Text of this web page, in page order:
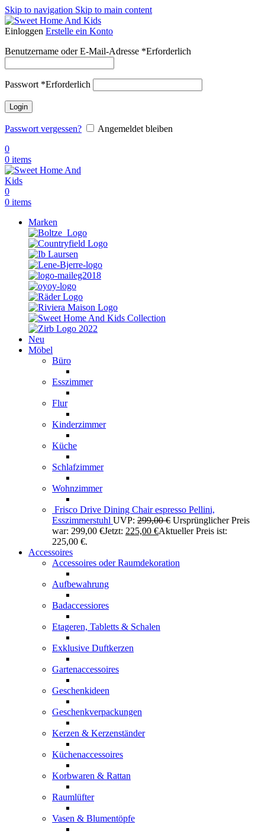
Skip to navigation Skip to main content
Einloggen Erstelle ein Konto
Benutzername oder E-Mail-Adresse *Erforderlich
Passwort *Erforderlich
Login
Passwort vergessen?
Angemeldet bleiben
0
0 items
0
0 items
Marken
Neu
Möbel
Büro
Esszimmer
Flur
Kinderzimmer
Küche
Schlafzimmer
Wohnzimmer
Frisco Drive Dining Chair espresso Pellini,
Esszimmerstuhl UVP: 299,00€ Ursprünglicher Preis
war: 299,00 €Jetzt: 225,00 €Aktueller Preis ist:
225,00 €.
Accessoires
Accessoires oder Raumdekoration
Aufbewahrung
Badaccessiores
Etageren, Tabletts & Schalen
Exklusive Duftkerzen
Gartenaccessoires
Geschenkideen
Geschenkverpackungen
Kerzen & Kerzenständer
Küchenaccessoires
Korbwaren & Rattan
Raumlüfter
Vasen & Blumentöpfe